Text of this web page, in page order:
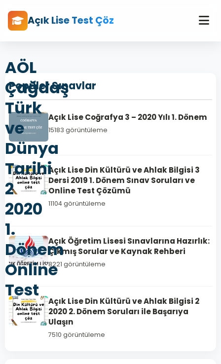
Açık Lise Test Çöz
AÖL
Çağdaş
Türk
ve
Dünya
Tarihi
2
2020
1.
Dönem
Online
Test
Popüler Sınavlar
Açık Lise Coğrafya 3 – 2020 Yılı 1. Dönem
15183 görüntüleme
Açık Lise Din Kültürü ve Ahlak Bilgisi 3
Dersi 2019 1. Dönem Sınav Soruları ve
Online Test Çözümü
11104 görüntüleme
Açık Öğretim Lisesi Sınavlarına Hazırlık:
Çıkmış Sorular ve Kaynak Rehberi
8221 görüntüleme
Açık Lise Din Kültürü ve Ahlak Bilgisi 2
2020 2. Dönem Soruları ile Başarıya
Ulaşın
7510 görüntüleme